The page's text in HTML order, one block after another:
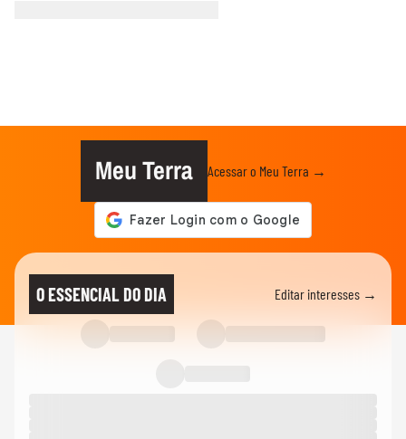
Meu Terra Acessar o Meu Terra →
O ESSENCIAL DO DIA Editar interesses →